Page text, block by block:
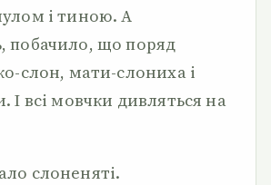
і тиною. А
побачило, що поряд
слон, мати-слониха і
І всі мовчки дивляться на
слоненяті.